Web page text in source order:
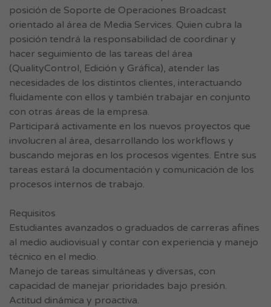
posición de Soporte de Operaciones Broadcast
orientado al área de Media Services. Quien cubra la
posición tendrá la responsabilidad de coordinar y
hacer seguimiento de las tareas del área
(QualityControl, Edición y Gráfica), atender las
necesidades de los distintos clientes, interactuando
fluidamente con ellos y también trabajar en conjunto
con otras áreas de la empresa.
Participará activamente en los nuevos proyectos que
involucren al área, desarrollando los workflows y
buscando mejoras en los procesos vigentes. Entre sus
tareas estará la documentación y comunicación de los
procesos internos de trabajo.
Requisitos
Estudiantes avanzados o graduados de carreras afines
al medio audiovisual y contar con experiencia y manejo
técnico en el medio.
Manejo de tareas simultáneas y diversas, con
capacidad de manejar prioridades bajo presión.
Actitud dinámica y proactiva.